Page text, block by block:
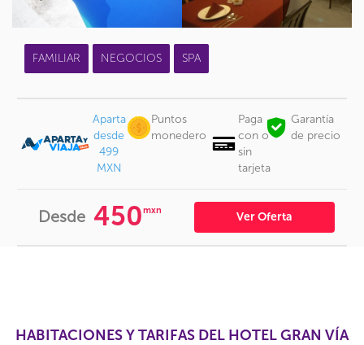
FAMILIAR NEGOCIOS SPA
Aparta
desde
499
MXN
Puntos
monedero
Paga
con o
sin
tarjeta
Garantía
de precio
Desde 450mxn Ver Oferta
HABITACIONES Y TARIFAS DEL HOTEL GRAN VÍA